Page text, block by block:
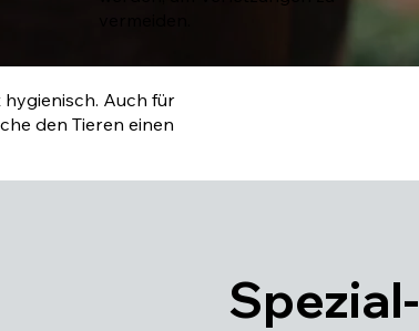
Auch für
den Tieren einen
Spezial-